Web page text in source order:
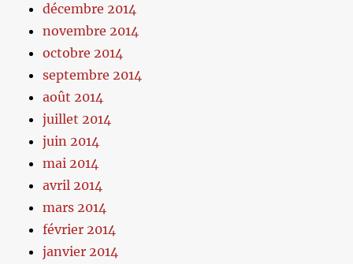
décembre 2014
novembre 2014
octobre 2014
septembre 2014
août 2014
juillet 2014
juin 2014
mai 2014
avril 2014
mars 2014
février 2014
janvier 2014